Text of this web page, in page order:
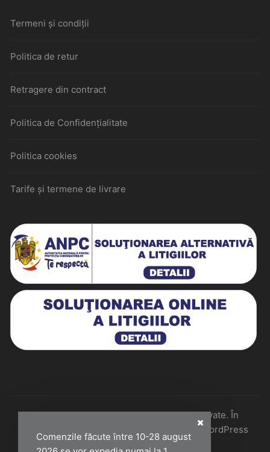
Comenzile făcute între 10-28 august
Termeni și condiții
Politica de retur
Retragere din contract
Politica de Confidențialitate
Politica cookies
Tarife și termene de livrare
Historiarum 2026 - Toate drepturile rezervate. În
colaborare cu Perfect Pixel & Mentenanță WordPress